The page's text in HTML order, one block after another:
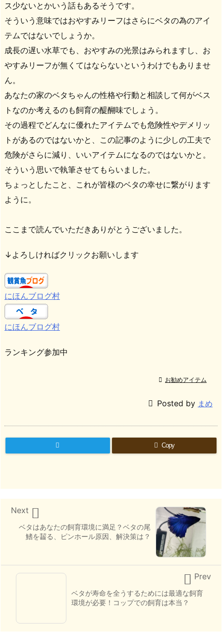
ス少ないとかいう話もあるそうです。
そういう意味ではおやすみリーフはさらにベタの為のアイ
テムではないでしょうか。
成長の遅い水草でも、おやすみの光景はみられますし、お
やすみリーフが無くてはならないというわけでもありませ
ん。
あなたの家のベタちゃんの性格や行動と相談して何がベス
トなのか考えるのも飼育の醍醐味でしょう。
その過程でどんなに優れたアイテムでも危険性やデメリッ
トがあるのではないかと、この記事のように少しの工夫で
危険がさらに減り、いいアイテムになるのではないかと。
そういう思いで執筆させてもらいました。
ちょっとしたこと、これが皆様のベタの幸せに繋がります
ように。
ここまで読んでいただきありがとうございました。
↓よろしければクリックお願いします
にほんブログ村
にほんブログ村
ランキング参加中
 お勧めアイテム
 Posted by まめ
Copy
ベタはあなたの飼育環境に満足？ベタの尾
鰭を齧る、ピンホール原因、解決策は？

Next
ベタが寿命を全うするためには最適な飼育
環境が必要！コップでの飼育は本当？
 Prev